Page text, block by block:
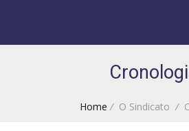
Home /O Sindicato/